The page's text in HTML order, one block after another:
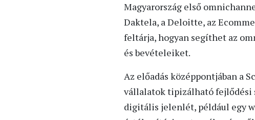
Magyarország első
Daktela, a Deloitte, az
feltárja, hogyan segíthet az
és bevételeiket.
Az előadás középpontjában a
vállalatok tipizálható fejlődési
digitális jelenlét, például egy